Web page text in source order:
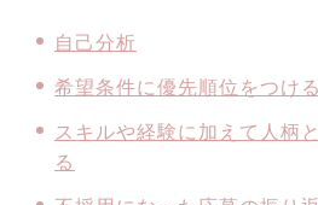
自己分析
希望条件に優先順位をつける
スキルや経験に加えて人柄
る